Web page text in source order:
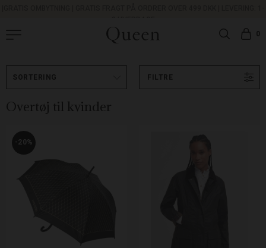
0
FILTRE
Overtøj til kvinder
-20%